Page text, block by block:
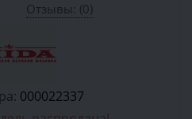
Отзывы: (0)
000022337